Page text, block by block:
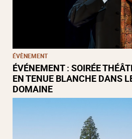
ÉVÈNEMENT
ÉVÉNEMENT : SOIRÉE
EN TENUE BLANCHE DANS
DOMAINE